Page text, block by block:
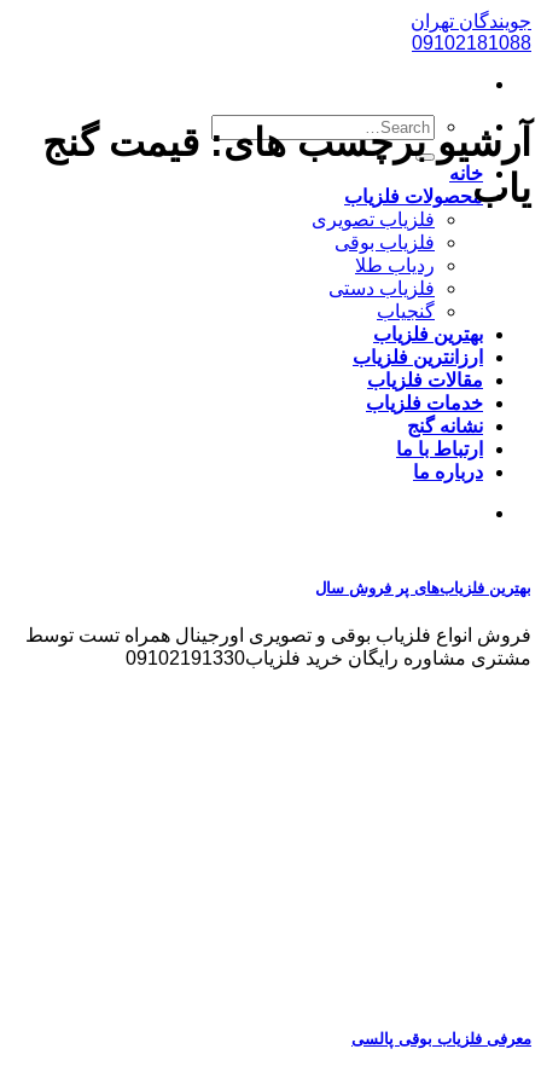
پرش
به
جویندگان تهران
09102181088
خانه
محصولات فلزیاب
فلزیاب تصویری
فلزیاب بوقی
ردیاب طلا
فلزیاب دستی
گنجیاب
بهترین فلزیاب
ارزانترین فلزیاب
مقالات فلزیاب
خدمات فلزیاب
نشانه گنج
ارتباط با ما
درباره ما
آرشیو برچسب های: قیمت گنج
یاب
بهترین فلزیاب‌های پر فروش سال
فروش انواع فلزیاب بوقی و تصویری اورجینال همراه تست توسط
مشتری مشاوره رایگان خرید فلزیاب09102191330
معرفی فلزیاب بوقی پالسی